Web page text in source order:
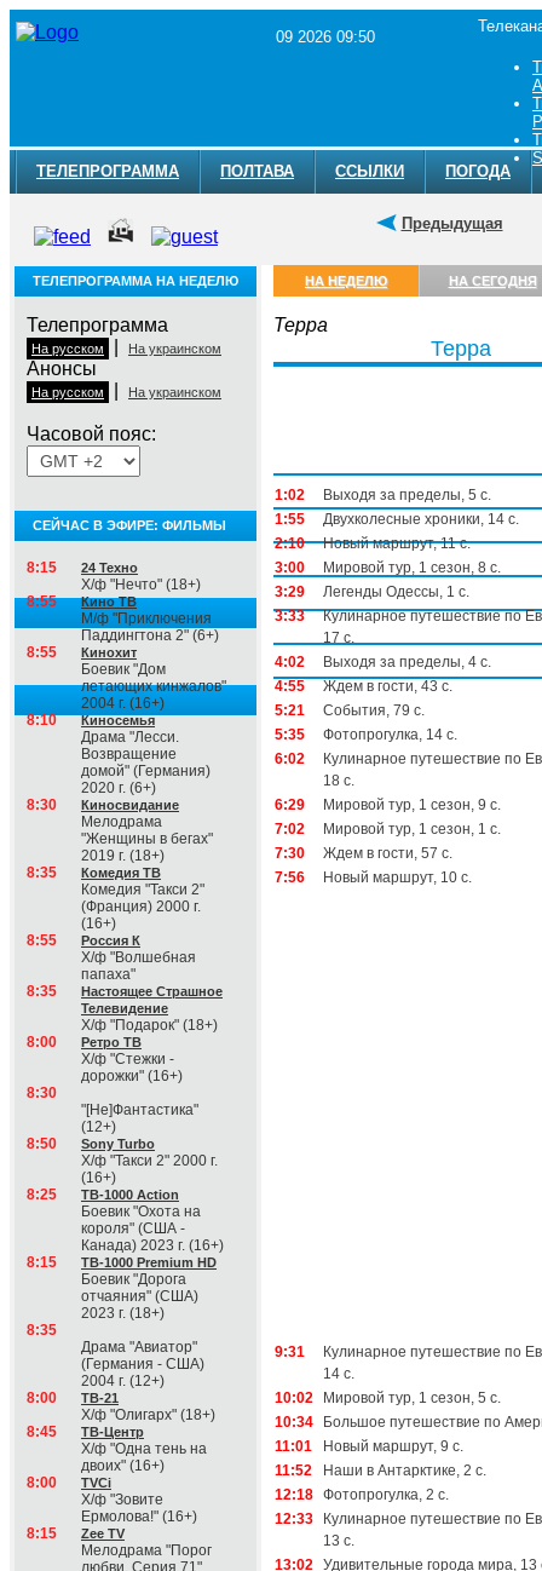
09 2026 09:50
ТЕЛЕПРОГРАММА ПОЛТАВА ССЫЛКИ ПОГОДА
Предыдущая
ТЕЛЕПРОГРАММА НА НЕДЕЛЮ
Телепрограмма
На русском На украинском
Анонсы
На русском На украинском
Часовой пояс:
СЕЙЧАС В ЭФИРЕ: ФИЛЬМЫ
8:15 24 Техно
Х/ф "Нечто" (18+)
8:55
Кино ТВ
М/ф "Приключения
Паддингтона 2" (6+)
8:55
Кинохит
Боевик "Дом
летающих кинжалов"
2004 г. (16+)
8:10
Киносемья
Драма "Лесси.
Возвращение
домой" (Германия)
2020 г. (6+)
8:30
Киносвидание
Мелодрама
"Женщины в бегах"
2019 г. (18+)
8:35
Комедия ТВ
Комедия "Такси 2"
(Франция) 2000 г.
(16+)
8:55
Россия К
Х/ф "Волшебная
папаха"
8:35
Настоящее Страшное
Телевидение
Х/ф "Подарок" (18+)
8:00
Ретро ТВ
Х/ф "Стежки -
дорожки" (16+)
8:30
"[Не]Фантастика"
(12+)
8:50
Sony Turbo
Х/ф "Такси 2" 2000 г.
(16+)
8:25
ТВ-1000 Action
Боевик "Охота на
короля" (США -
Канада) 2023 г. (16+)
8:15
ТВ-1000 Premium HD
Боевик "Дорога
отчаяния" (США)
2023 г. (18+)
8:35
Драма "Авиатор"
(Германия - США)
2004 г. (12+)
8:00
ТВ-21
Х/ф "Олигарх" (18+)
8:45
ТВ-Центр
Х/ф "Одна тень на
двоих" (16+)
8:00
TVCi
Х/ф "Зовите
Ермолова!" (16+)
8:15
Zee TV
Мелодрама "Порог
любви. Серия 71"
НА НЕДЕЛЮ НА СЕГОДНЯ
Терра
Терра
1:02
Выходя за пределы, 5 с.
1:55
Двухколесные хроники, 14 с.
2:10
Новый маршрут, 11 с.
3:00
Мировой тур, 1 сезон, 8 с.
3:29
Легенды Одессы, 1 с.
3:33
Кулинарное путешествие по
17 с.
4:02
Выходя за пределы, 4 с.
4:55
Ждем в гости, 43 с.
5:21
События, 79 с.
5:35
Фотопрогулка, 14 с.
6:02
Кулинарное путешествие по
18 с.
6:29
Мировой тур, 1 сезон, 9 с.
7:02
Мировой тур, 1 сезон, 1 с.
7:30
Ждем в гости, 57 с.
7:56
Новый маршрут, 10 с.
9:31
Кулинарное путешествие по
14 с.
10:02
Мировой тур, 1 сезон, 5 с.
10:34
Большое путешествие по
11:01
Новый маршрут, 9 с.
11:52
Наши в Антарктике, 2 с.
12:18 Фотопрогулка, 2 с.
12:33
Кулинарное путешествие по
13 с.
13:02 Удивительные города мира, 13